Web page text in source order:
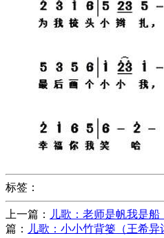
标签：
上一篇： 儿歌：老师是帆我是船
篇：
儿歌：小小竹背篓（王希异